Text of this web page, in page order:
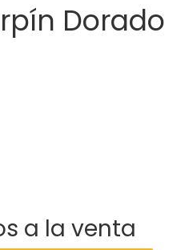
Dorado
a la venta